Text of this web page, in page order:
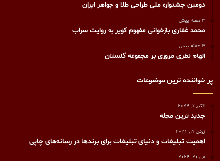
دومین جشنواره ملی طراحی طلا و جواهر ایران
3 هفته پیش
محمد غفاری بازخوانی مفهوم کویر به روایت سراب
3 هفته پیش
الهام نظری مروری بر مجموعه گلستان
پر خواننده ترین موضوعات
اکتبر 7, 2024
جدید ترین مجله
ژوئن 19, 2024
اهمیت تبلیغات و دنیای تبلیغات برای برندها در رسانه‌های چاپی
می 20, 2024